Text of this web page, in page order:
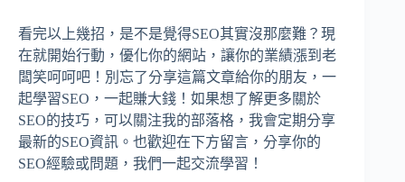
看完以上幾招，是不是覺得SEO其實沒那麼難？現
在就開始行動，優化你的網站，讓你的業績漲到老
闆笑呵呵吧！別忘了分享這篇文章給你的朋友，一
起學習SEO，一起賺大錢！如果想了解更多關於
SEO的技巧，可以關注我的部落格，我會定期分享
最新的SEO資訊。也歡迎在下方留言，分享你的
SEO經驗或問題，我們一起交流學習！